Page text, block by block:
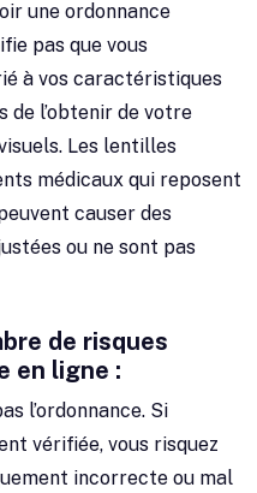
une ordonnance
pas que vous
à vos caractéristiques
de l’obtenir de votre
Les lentilles
médicaux qui reposent
causer des
ou ne sont pas
de risques
en ligne :
l’ordonnance. Si
vérifiée, vous risquez
incorrecte ou mal